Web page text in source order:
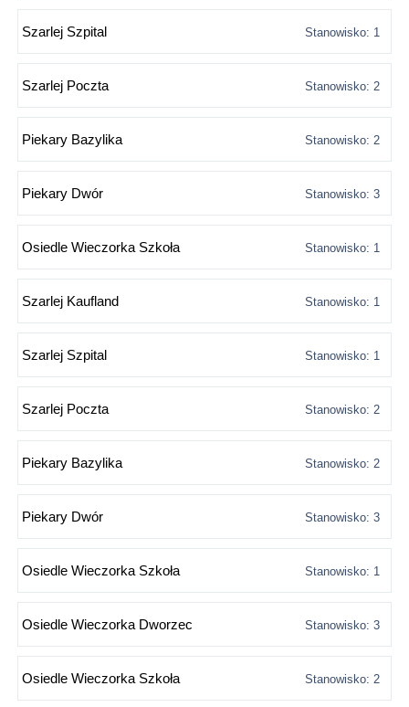
Szarlej Szpital Stanowisko: 1
Szarlej Poczta Stanowisko: 2
Piekary Bazylika Stanowisko: 2
Piekary Dwór Stanowisko: 3
Osiedle Wieczorka Szkoła Stanowisko: 1
Szarlej Kaufland Stanowisko: 1
Szarlej Szpital Stanowisko: 1
Szarlej Poczta Stanowisko: 2
Piekary Bazylika Stanowisko: 2
Piekary Dwór Stanowisko: 3
Osiedle Wieczorka Szkoła Stanowisko: 1
Osiedle Wieczorka Dworzec Stanowisko: 3
Osiedle Wieczorka Szkoła Stanowisko: 2